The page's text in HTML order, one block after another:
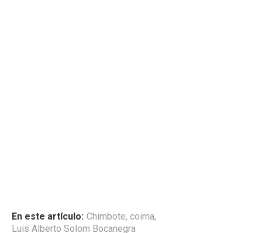
En este artículo: Chimbote, coima,
Luis Alberto Solom Bocanegra